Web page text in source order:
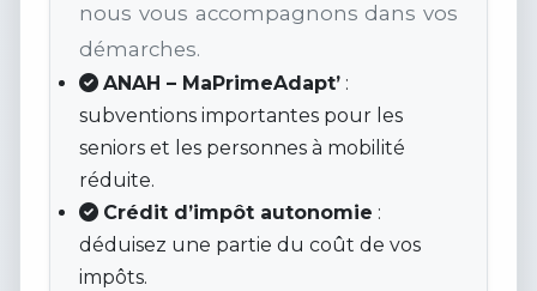
nous vous accompagnons dans vos
démarches.
ANAH – MaPrimeAdapt’ :
subventions importantes pour les
seniors et les personnes à mobilité
réduite.
Crédit d’impôt autonomie :
déduisez une partie du coût de vos
impôts.